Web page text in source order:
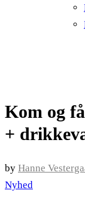
Kom og
+
by Hanne
Nyhed